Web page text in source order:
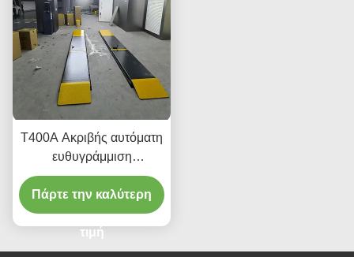
T400A Ακριβής αυτόματη
ευθυγράμμιση
ανελκυστήρα 380V/220V
με χαμηλό προφίλ
σχεδιασμό
Πάρτε την καλύτερη
τιμή